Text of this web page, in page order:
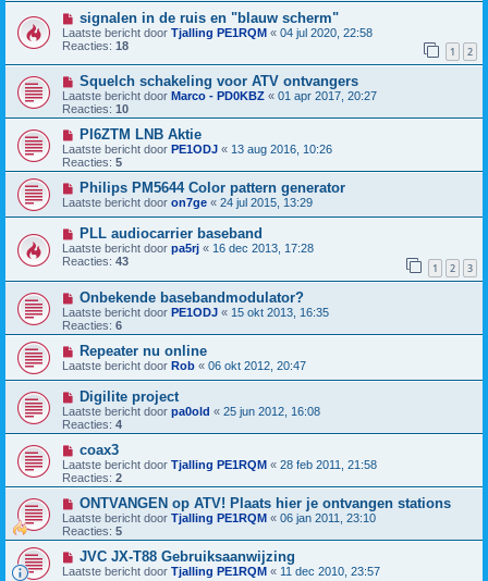
signalen in de ruis en "blauw scherm"
Laatste bericht door Tjalling PE1RQM « 04 jul 2020, 22:58
Reacties: 18 1 2
Squelch schakeling voor ATV ontvangers
Laatste bericht door Marco - PD0KBZ « 01 apr 2017, 20:27
Reacties: 10
PI6ZTM LNB Aktie
Laatste bericht door PE1ODJ « 13 aug 2016, 10:26
Reacties: 5
Philips PM5644 Color pattern generator
Laatste bericht door on7ge « 24 jul 2015, 13:29
PLL audiocarrier baseband
Laatste bericht door pa5rj « 16 dec 2013, 17:28
Reacties: 43 1 2 3
Onbekende basebandmodulator?
Laatste bericht door PE1ODJ « 15 okt 2013, 16:35
Reacties: 6
Repeater nu online
Laatste bericht door Rob « 06 okt 2012, 20:47
Digilite project
Laatste bericht door pa0old « 25 jun 2012, 16:08
Reacties: 4
coax3
Laatste bericht door Tjalling PE1RQM « 28 feb 2011, 21:58
Reacties: 2
ONTVANGEN op ATV! Plaats hier je ontvangen stations
Laatste bericht door Tjalling PE1RQM « 06 jan 2011, 23:10
Reacties: 5
JVC JX-T88 Gebruiksaanwijzing
Laatste bericht door Tjalling PE1RQM « 11 dec 2010, 23:57